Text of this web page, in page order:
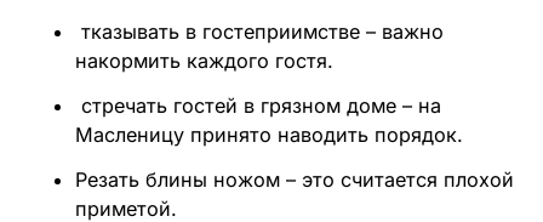
тказывать в гостеприимстве – важно
накормить каждого гостя.
стречать гостей в грязном доме – на
Масленицу принято наводить порядок.
Резать блины ножом – это считается плохой
приметой.